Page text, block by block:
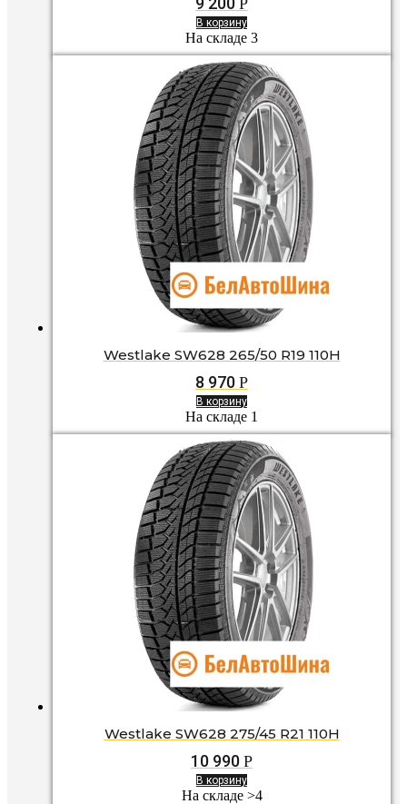
Р
В корзину
На складе 3
Westlake SW628 265/50 R19 110H
8 970 Р
В корзину
На складе 1
Westlake SW628 275/45 R21 110H
10 990 Р
В корзину
На складе >4